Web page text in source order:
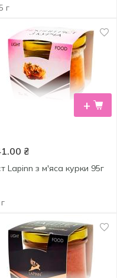
г
+
₴
Lapinn з м'яса курки 95г